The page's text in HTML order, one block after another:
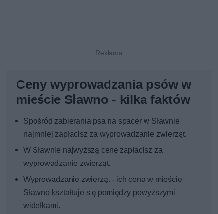
Ceny wyprowadzania psów w
mieście Sławno - kilka faktów
Spośród zabierania psa na spacer w Sławnie
najmniej zapłacisz za wyprowadzanie zwierząt.
W Sławnie najwyższą cenę zapłacisz za
wyprowadzanie zwierząt.
Wyprowadzanie zwierząt - ich cena w mieście
Sławno kształtuje się pomiędzy powyższymi
widełkami.